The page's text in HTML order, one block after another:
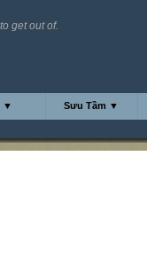
get out of.
▼ Sưu Tầm ▼